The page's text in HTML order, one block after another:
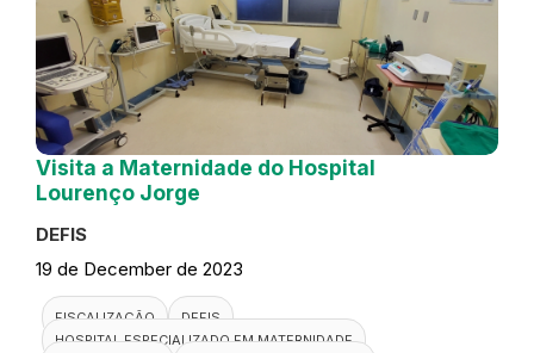
Visita a Maternidade do Hospital
Lourenço Jorge
DEFIS
19 de December de 2023
FISCALIZAÇÃO
DEFIS
HOSPITAL ESPECIALIZADO EM MATERNIDADE